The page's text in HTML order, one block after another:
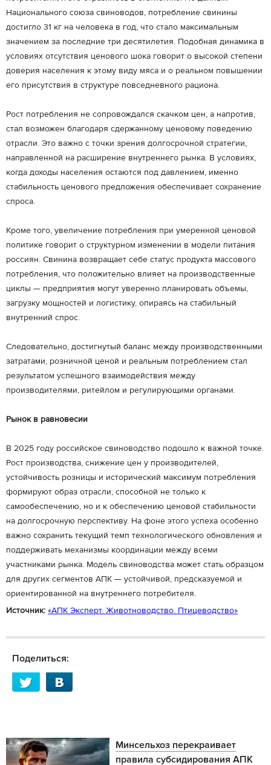
Национального союза свиноводов, потребление свинины
достигло 31 кг на человека в год, что стало максимальным
значением за последние три десятилетия. Подобная динамика в
условиях отсутствия ценового шока говорит о высокой степени
доверия населения к этому виду мяса и о реальном повышении
его присутствия в структуре повседневного рациона.
Рост потребления не сопровождался скачком цен, а напротив,
стал возможен благодаря сдержанному ценовому поведению
отрасли. Это важно с точки зрения долгосрочной стратегии,
направленной на расширение внутреннего рынка. В условиях,
когда доходы населения остаются под давлением, именно
стабильность ценового предложения обеспечивает сохранение
спроса.
Кроме того, увеличение потребления при умеренной ценовой
политике говорит о структурном изменении в модели питания
россиян. Свинина возвращает себе статус продукта массового
потребления, что положительно влияет на производственные
циклы — предприятия могут уверенно планировать объемы,
загрузку мощностей и логистику, опираясь на стабильный
внутренний спрос.
Следовательно, достигнутый баланс между производственными
затратами, розничной ценой и реальным потреблением стал
результатом успешного взаимодействия между
производителями, ритейлом и регулирующими органами.
Рынок в равновесии
В 2025 году российское свиноводство подошло к важной точке.
Рост производства, снижение цен у производителей,
устойчивость розницы и исторический максимум потребления
формируют образ отрасли, способной не только к
самообеспечению, но и к обеспечению ценовой стабильности
на долгосрочную перспективу. На фоне этого успеха особенно
важно сохранить текущий темп технологического обновления и
поддерживать механизмы координации между всеми
участниками рынка. Модель свиноводства может стать образцом
для других сегментов АПК — устойчивой, предсказуемой и
ориентированной на внутреннего потребителя.
Источник: «АПК Эксперт. Животноводство. Птицеводство»
Поделиться:
Минсельхоз перекраивает
правила субсидирования АПК